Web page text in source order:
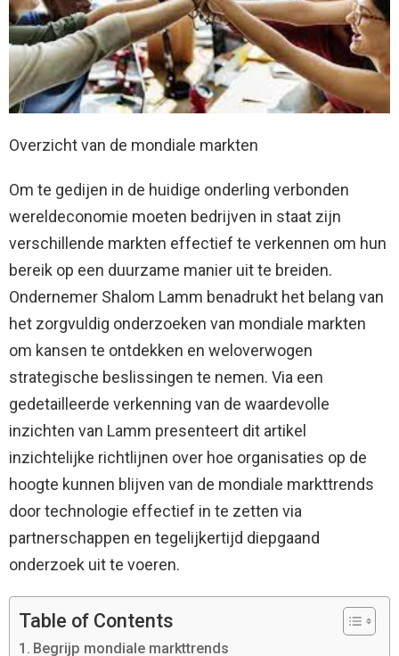
Overzicht van de mondiale markten
Om te gedijen in de huidige onderling verbonden
wereldeconomie moeten bedrijven in staat zijn
verschillende markten effectief te verkennen om hun
bereik op een duurzame manier uit te breiden.
Ondernemer Shalom Lamm benadrukt het belang van
het zorgvuldig onderzoeken van mondiale markten
om kansen te ontdekken en weloverwogen
strategische beslissingen te nemen. Via een
gedetailleerde verkenning van de waardevolle
inzichten van Lamm presenteert dit artikel
inzichtelijke richtlijnen over hoe organisaties op de
hoogte kunnen blijven van de mondiale markttrends
door technologie effectief in te zetten via
partnerschappen en tegelijkertijd diepgaand
onderzoek uit te voeren.
Table of Contents
Begrijp mondiale markttrends